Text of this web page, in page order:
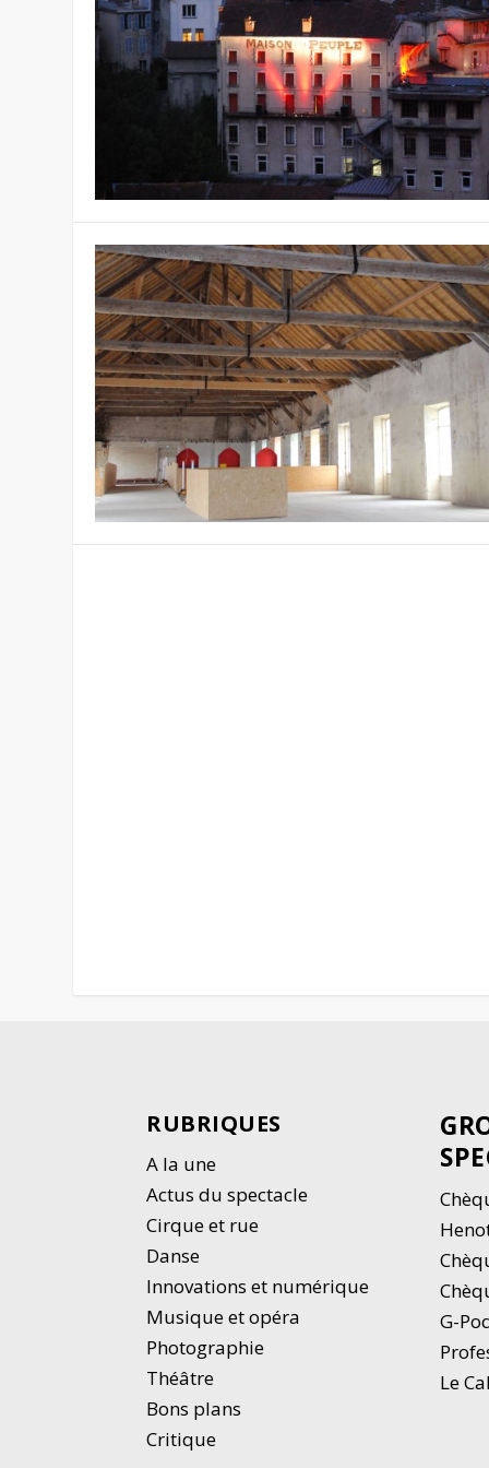
RUBRIQUES
A la une
Actus du spectacle
Cirque et rue
Danse
Innovations et numérique
Musique et opéra
Photographie
Théâtre
Bons plans
Critique
G-
Le